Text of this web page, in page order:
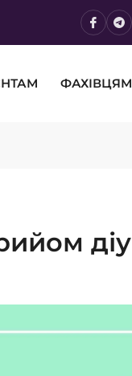
ФАХІВЦЯМ